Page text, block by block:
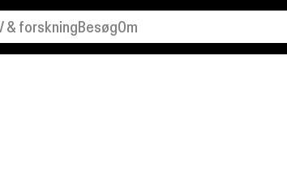
& forskningBesøgOm